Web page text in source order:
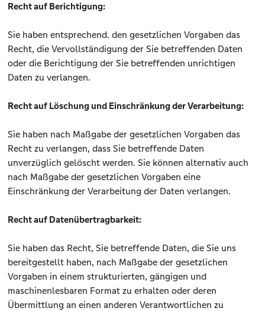
Recht auf Berichtigung:
Sie haben entsprechend. den gesetzlichen Vorgaben das
Recht, die Vervollständigung der Sie betreffenden Daten
oder die Berichtigung der Sie betreffenden unrichtigen
Daten zu verlangen.
Recht auf Löschung und Einschränkung der Verarbeitung:
Sie haben nach Maßgabe der gesetzlichen Vorgaben das
Recht zu verlangen, dass Sie betreffende Daten
unverzüglich gelöscht werden. Sie können alternativ auch
nach Maßgabe der gesetzlichen Vorgaben eine
Einschränkung der Verarbeitung der Daten verlangen.
Recht auf Datenübertragbarkeit:
Sie haben das Recht, Sie betreffende Daten, die Sie uns
bereitgestellt haben, nach Maßgabe der gesetzlichen
Vorgaben in einem strukturierten, gängigen und
maschinenlesbaren Format zu erhalten oder deren
Übermittlung an einen anderen Verantwortlichen zu